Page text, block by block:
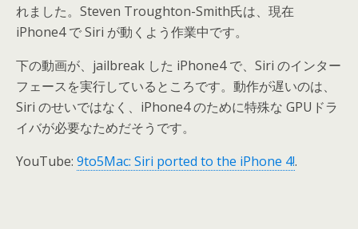
れました。Steven Troughton-Smith氏は、現在
iPhone4 で Siri が動くよう作業中です。
下の動画が、jailbreak した iPhone4 で、Siri のインター
フェースを実行しているところです。動作が遅いのは、
Siri のせいではなく、iPhone4 のために特殊な GPUドラ
イバが必要なためだそうです。
YouTube: 9to5Mac: Siri ported to the iPhone 4!.